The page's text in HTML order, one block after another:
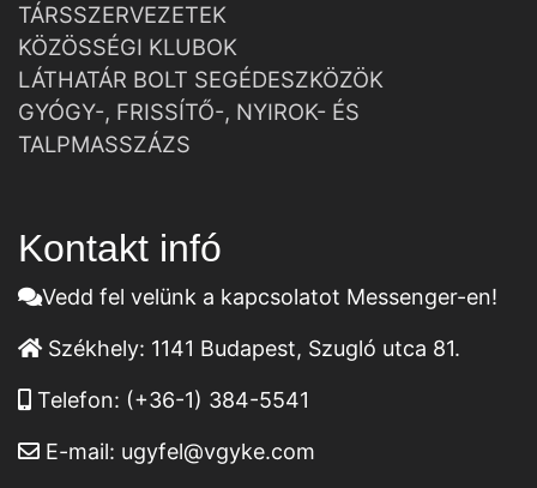
TÁRSSZERVEZETEK
KÖZÖSSÉGI KLUBOK
LÁTHATÁR BOLT SEGÉDESZKÖZÖK
GYÓGY-, FRISSÍTŐ-, NYIROK- ÉS
TALPMASSZÁZS
Kontakt infó
Vedd fel velünk a kapcsolatot Messenger-en!
Székhely: 1141 Budapest, Szugló utca 81.
Telefon: (+36-1) 384-5541
E-mail: ugyfel@vgyke.com